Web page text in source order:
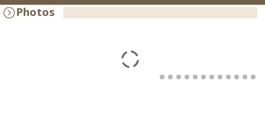
Photos